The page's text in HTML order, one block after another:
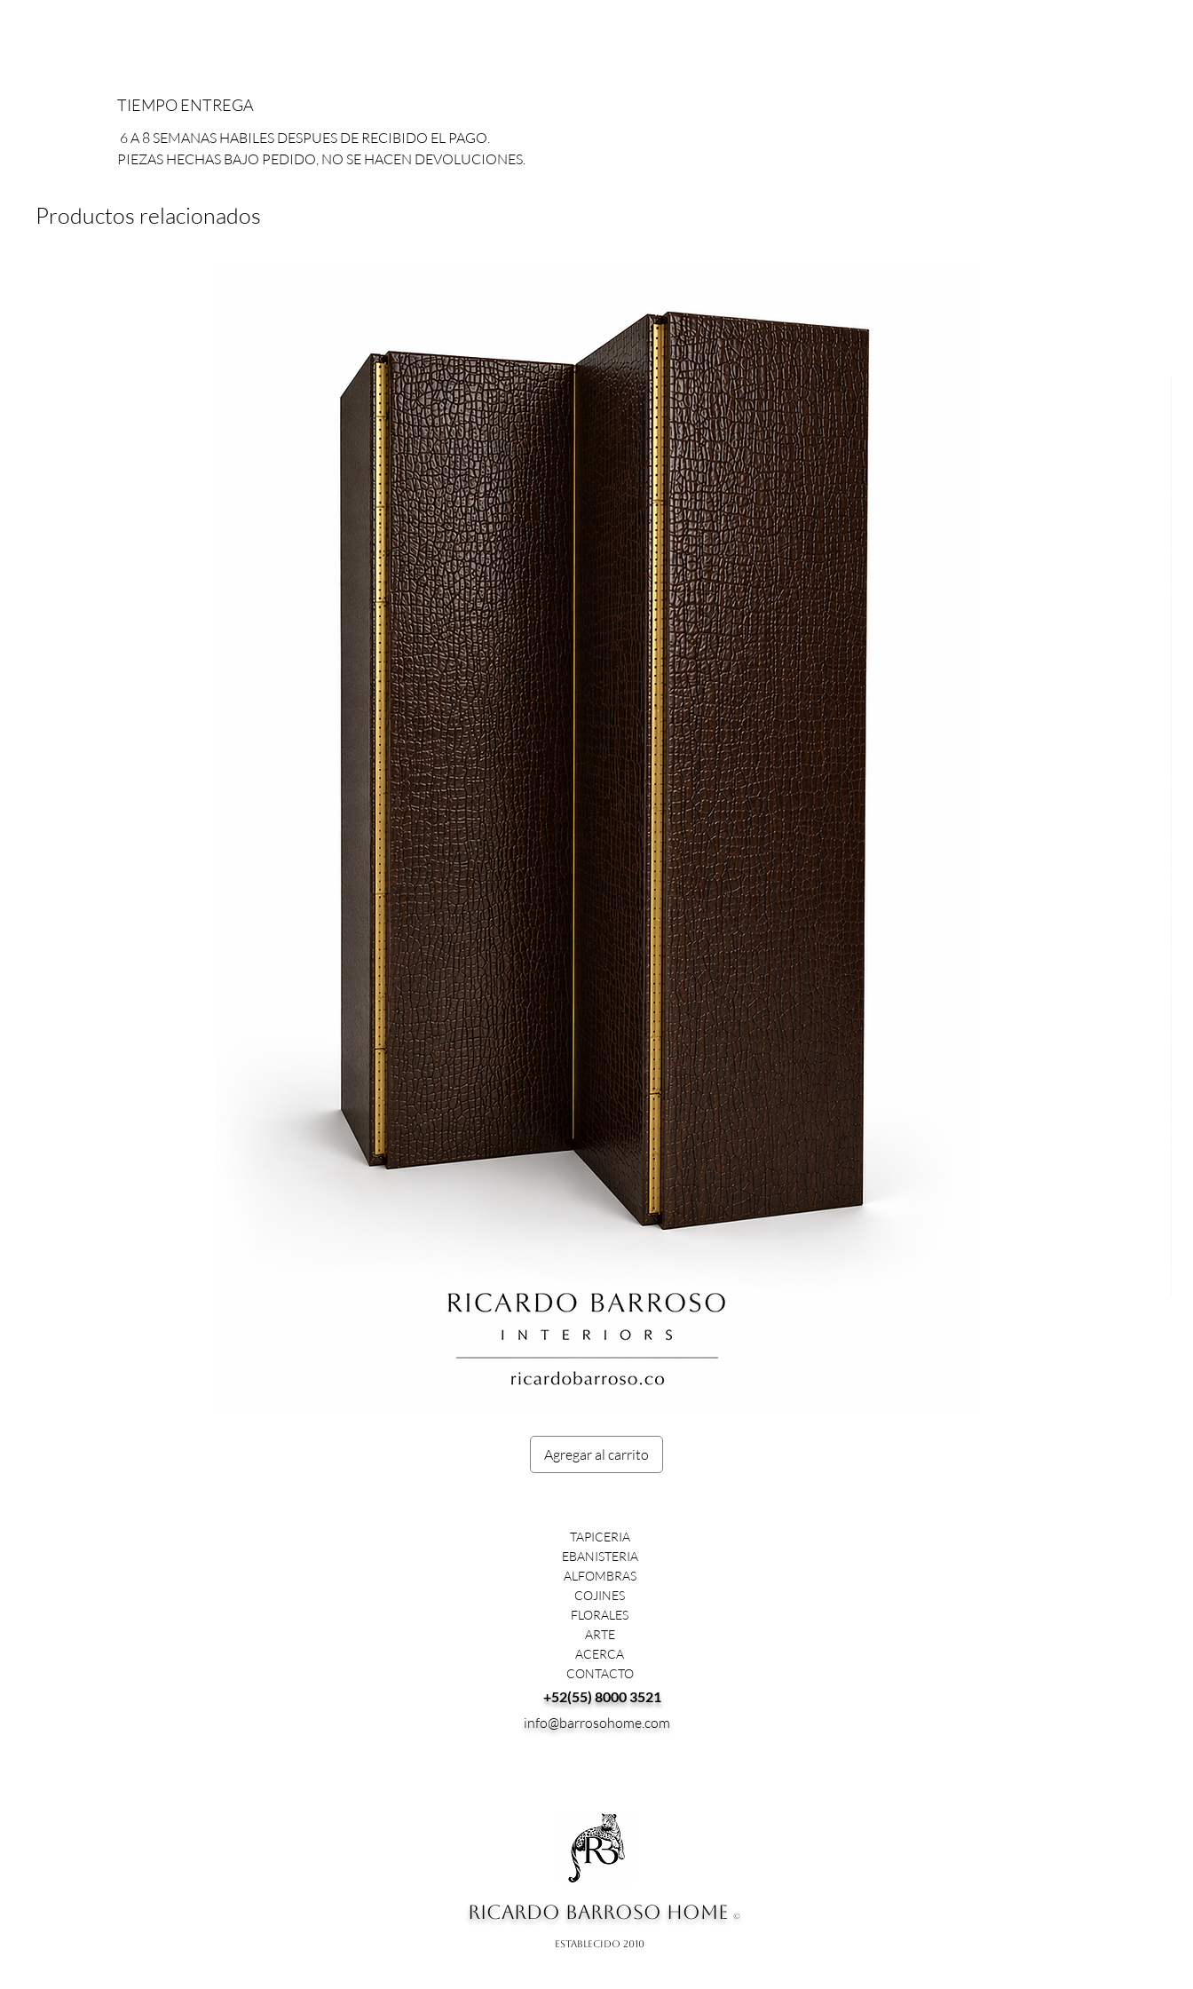
TIEMPO ENTREGA
6 A 8 SEMANAS HABILES DESPUES DE RECIBIDO EL PAGO.
PIEZAS HECHAS BAJO PEDIDO, NO SE HACEN DEVOLUCIONES.
Productos relacionados
Vista rápida
Agregar al carrito
TAPICERIA
EBANISTERIA
ALFOMBRAS
COJINES
FLORALES
ARTE
ACERCA
CONTACTO
+52(55) 8000 3521
info@barrosohome.com
RICARDO BARROSO HOME ©
ESTABLECIDO 2010